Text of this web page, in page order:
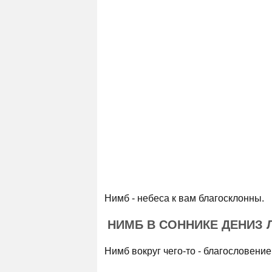
Нимб - небеса к вам благосклонны.
НИМБ В СОННИКЕ ДЕНИЗ
Нимб вокруг чего-то -